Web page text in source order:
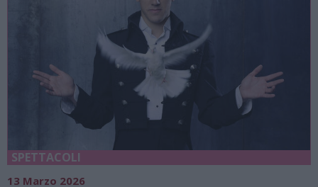
SPETTACOLI
13 Marzo 2026